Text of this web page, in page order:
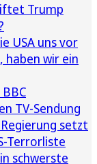
Trump
USA uns vor
haben wir ein
BBC
TV-Sendung
setzt
Terrorliste
schwerste